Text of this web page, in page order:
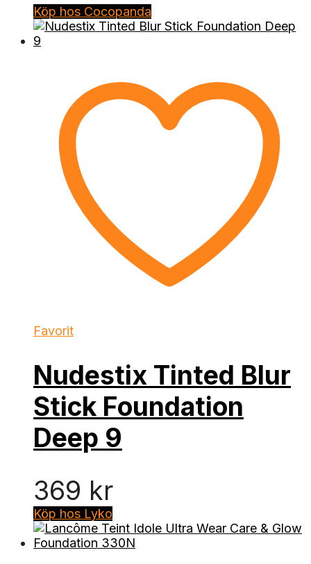
Köp hos Cocopanda
Favorit
Nudestix Tinted Blur
Stick Foundation
Deep 9
369 kr
Köp hos Lyko